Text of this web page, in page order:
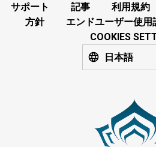
サポート 記事 利用規約
方針
エンドユーザー使用
COOKIES
日本語